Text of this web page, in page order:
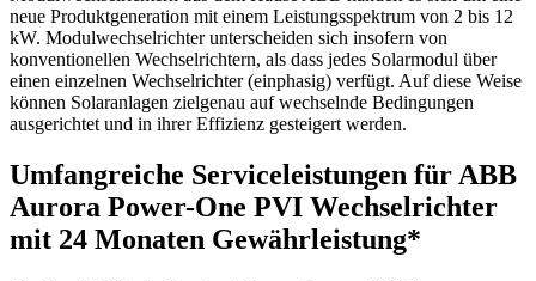
neue Produktgeneration mit einem Leistungsspektrum von 2 bis 12
kW. Modulwechselrichter unterscheiden sich insofern von
konventionellen Wechselrichtern, als dass jedes Solarmodul über
einen einzelnen Wechselrichter (einphasig) verfügt. Auf diese Weise
können Solaranlagen zielgenau auf wechselnde Bedingungen
ausgerichtet und in ihrer Effizienz gesteigert werden.
Umfangreiche Serviceleistungen für ABB
Aurora Power-One PVI Wechselrichter
mit 24 Monaten Gewährleistung*